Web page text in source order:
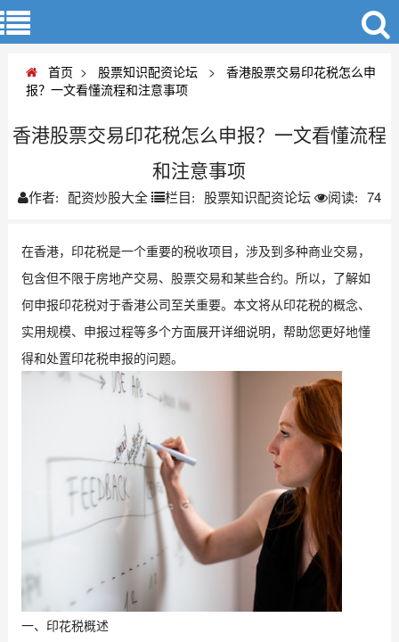
首页 > 股票知识配资论坛 >
香港股票交易印花税怎么申
报？一文看懂流程和注意事项
香港股票交易印花税怎么申报？一文看懂流程
和注意事项
作者: 配资炒股大全 栏目: 股票知识配资论坛 阅读: 74
在香港，印花税是一个重要的税收项目，涉及到多种商业交易，
包含但不限于房地产交易、股票交易和某些合约。所以，了解如
何申报印花税对于香港公司至关重要。本文将从印花税的概念、
实用规模、申报过程等多个方面展开详细说明，帮助您更好地懂
得和处置印花税申报的问题。
一、印花税概述